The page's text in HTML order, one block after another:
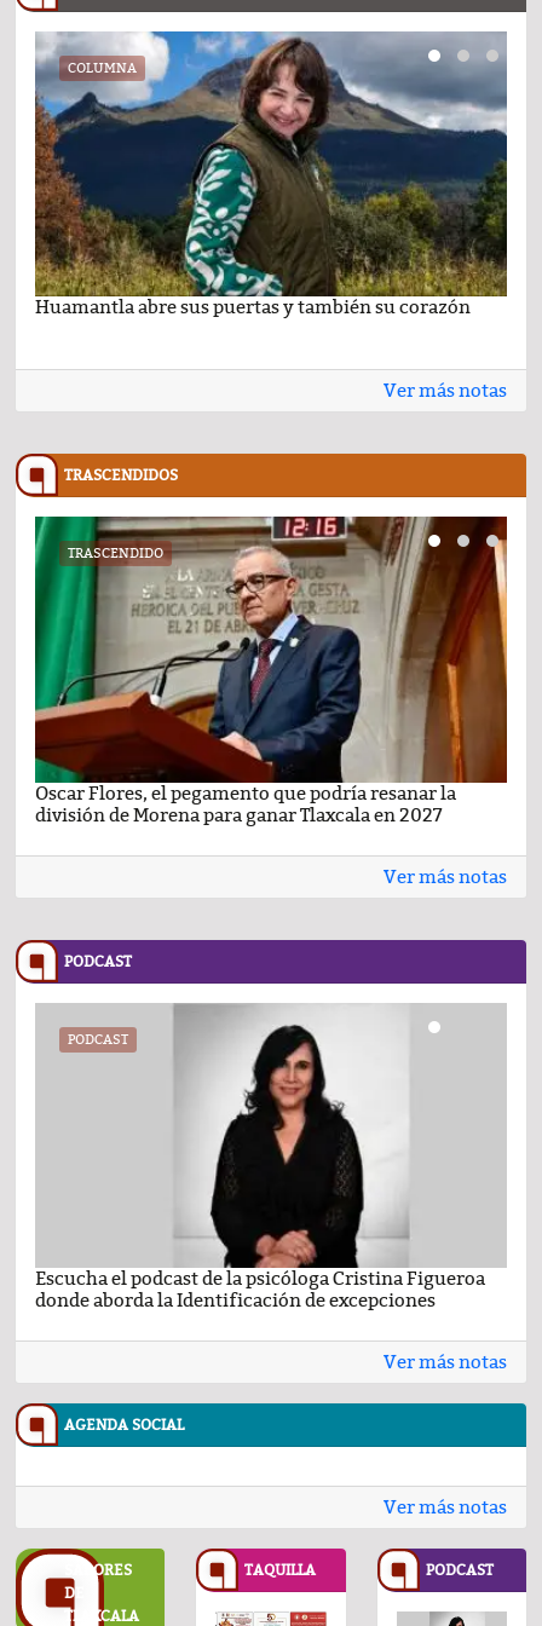
COLUMNA
Huamantla abre sus puertas y también su corazón
Ver más notas
TRASCENDIDOS
TRASCENDIDO
Oscar Flores, el pegamento que podría resanar la
división de Morena para ganar Tlaxcala en 2027
Ver más notas
PODCAST
PODCAST
Escucha el podcast de la psicóloga Cristina Figueroa
donde aborda la Identificación de excepciones
Ver más notas
AGENDA SOCIAL
Ver más notas
SABORES
DE
TLAXCALA
TAQUILLA PODCAST